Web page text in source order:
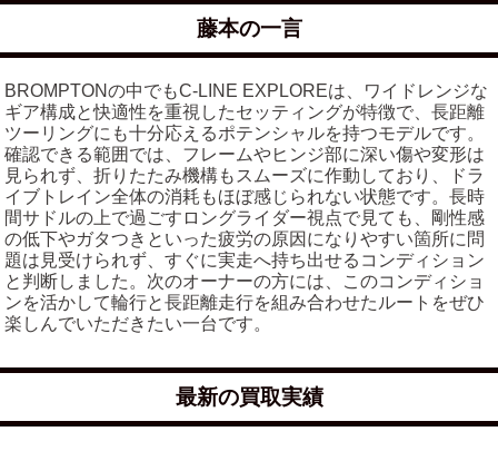
藤本の一言
BROMPTONの中でもC-LINE EXPLOREは、ワイドレンジな
ギア構成と快適性を重視したセッティングが特徴で、長距離
ツーリングにも十分応えるポテンシャルを持つモデルです。
確認できる範囲では、フレームやヒンジ部に深い傷や変形は
見られず、折りたたみ機構もスムーズに作動しており、ドラ
イブトレイン全体の消耗もほぼ感じられない状態です。長時
間サドルの上で過ごすロングライダー視点で見ても、剛性感
の低下やガタつきといった疲労の原因になりやすい箇所に問
題は見受けられず、すぐに実走へ持ち出せるコンディション
と判断しました。次のオーナーの方には、このコンディショ
ンを活かして輪行と長距離走行を組み合わせたルートをぜひ
楽しんでいただきたい一台です。
最新の買取実績